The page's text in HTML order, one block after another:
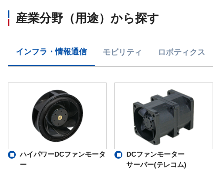
産業分野（用途）から探す
インフラ・情報通信 モビリティ ロボティクス
ハイパワーDCファンモータ
ー
DCファンモーター
サーバー(テレコム)